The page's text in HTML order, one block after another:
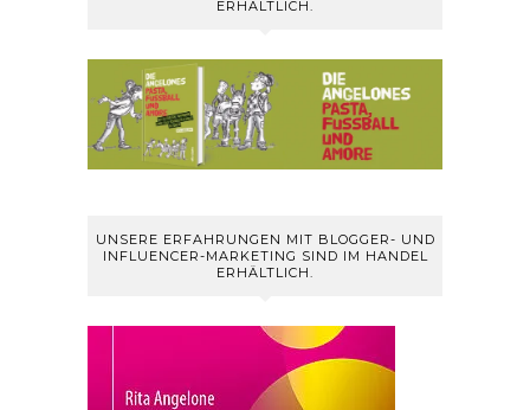
ERHÄLTLICH.
UNSERE ERFAHRUNGEN MIT BLOGGER- UND
INFLUENCER-MARKETING SIND IM HANDEL
ERHÄLTLICH.